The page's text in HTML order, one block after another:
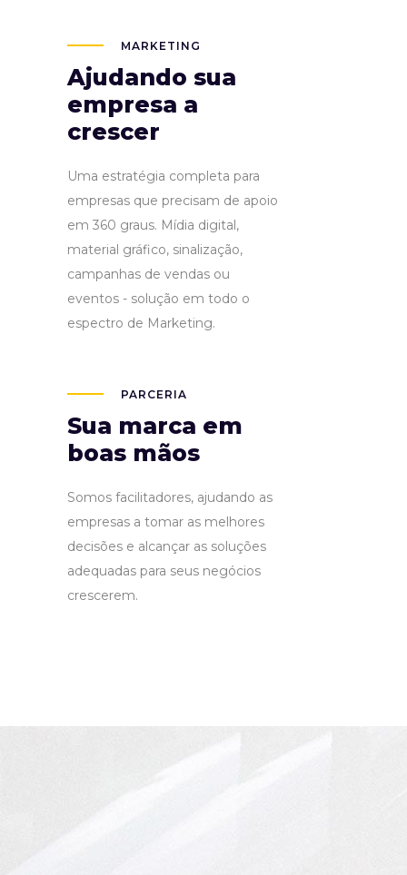
MARKETING
Ajudando sua
empresa a
crescer
Uma estratégia completa para
empresas que precisam de apoio
em 360 graus. Mídia digital,
material gráfico, sinalização,
campanhas de vendas ou
eventos - solução em todo o
espectro de Marketing.
PARCERIA
Sua marca em
boas mãos
Somos facilitadores, ajudando as
empresas a tomar as melhores
decisões e alcançar as soluções
adequadas para seus negócios
crescerem.